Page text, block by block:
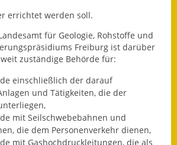
Beratungsstellen im
Landkreis
Formulare
Fundbehörde
errichtet werden soll.
für Geologie, Rohstoffe und
Freiburg ist darüber
zuständige Behörde für:
einschließlich der darauf
und Tätigkeiten, die der
mit Seilschwebebahnen und
die dem Personenverkehr dienen,
mit Gashochdruckleitungen, die als